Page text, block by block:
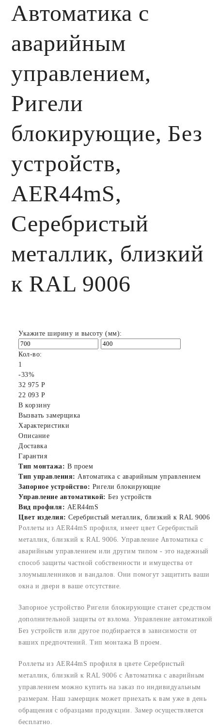
Автоматика с
аварийным
управлением,
Ригели
блокирующие, Без
устройств,
AER44mS,
Серебристый
металлик, близкий
к RAL 9006
Укажите ширину и высоту (мм):
Кол-во:
1
-33%
32 975 Р
22 093 Р
В корзину
Вызвать замерщика
Характеристики
Описание
Доставка
Гарантия
Тип монтажа: В проем
Тип управления: Автоматика с аварийным управлением
Запорное устройство: Ригели блокирующие
Управление автоматикой: Без устройств
Вид профиля: AER44mS
Цвет изделия: Серебристый металлик, близкий к RAL 9006
Роллеты из AER44mS профиля, имеет цвет Серебристый
металлик, близкий к RAL 9006. Управление Автоматика с
аварийным управлением или другим типом - это надежный
способ защиты частной собственности и имущества от
злоумышленников и вандалов. Они помогут защитить ваши
окна и двери в ваше отсутствие.
Запорное устройство Ригели блокирующие станет средством
дополнительной защиты от взлома. Управление автоматикой
Без устройств или другое подбирается в зависимости от
ваших предпочтений. Тип монтажа В проем.
Роллеты из AER44mS профиля в цвете Серебристый
металлик, близкий к RAL 9006 с Автоматика с аварийным
управлением можно купить на заказ по индивидуальным
размерам. Наш замерщик может приехать к вам уже в день
обращения с образцами продукции. Замер осуществляется
бесплатно.